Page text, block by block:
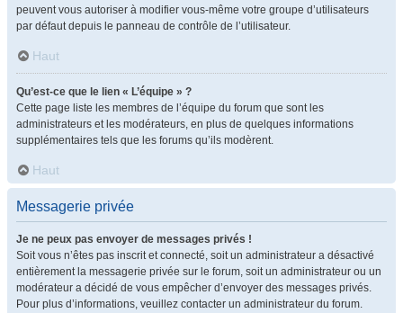
peuvent vous autoriser à modifier vous-même votre groupe d’utilisateurs
par défaut depuis le panneau de contrôle de l’utilisateur.
Haut
Qu’est-ce que le lien « L’équipe » ?
Cette page liste les membres de l’équipe du forum que sont les
administrateurs et les modérateurs, en plus de quelques informations
supplémentaires tels que les forums qu’ils modèrent.
Haut
Messagerie privée
Je ne peux pas envoyer de messages privés !
Soit vous n’êtes pas inscrit et connecté, soit un administrateur a désactivé
entièrement la messagerie privée sur le forum, soit un administrateur ou un
modérateur a décidé de vous empêcher d’envoyer des messages privés.
Pour plus d’informations, veuillez contacter un administrateur du forum.